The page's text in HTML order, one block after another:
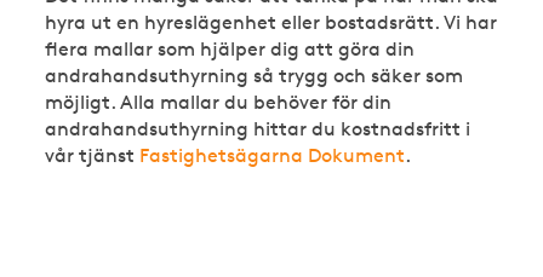
hyra ut en hyreslägenhet eller bostadsrätt. Vi har
flera mallar som hjälper dig att göra din
andrahandsuthyrning så trygg och säker som
möjligt. Alla mallar du behöver för din
andrahandsuthyrning hittar du kostnadsfritt i
vår tjänst Fastighetsägarna Dokument.